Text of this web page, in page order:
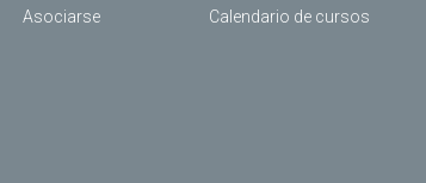
Asociarse
Calendario de cursos